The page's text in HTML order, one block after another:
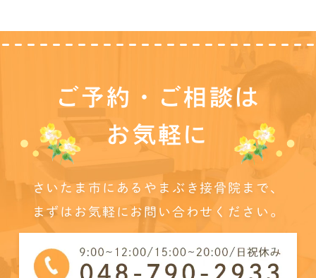
ご予約・ご相談は
お気軽に
さいたま市にあるやまぶき接骨院まで、
まずはお気軽にお問い合わせください。